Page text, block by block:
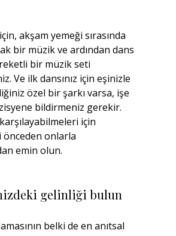
akşam yemeği sırasında
bir müzik ve ardından dans
bir müzik seti
Ve ilk dansınız için eşinizle
özel bir şarkı varsa, işe
bildirmeniz gerekir.
için
onlarla
emin olun.
gelinliği bulun
belki de en anıtsal